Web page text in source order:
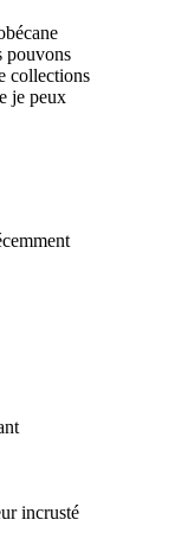
pouvons
collections
je peux
incrusté